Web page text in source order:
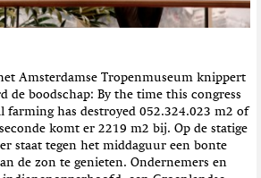
Amsterdamse Tropenmuseum knippert
de boodschap: By the time this congress
farming has destroyed 052.324.023 m2 of
komt er 2219 m2 bij. Op de statige
staat tegen het middaguur een bonte
de zon te genieten. Ondernemers en